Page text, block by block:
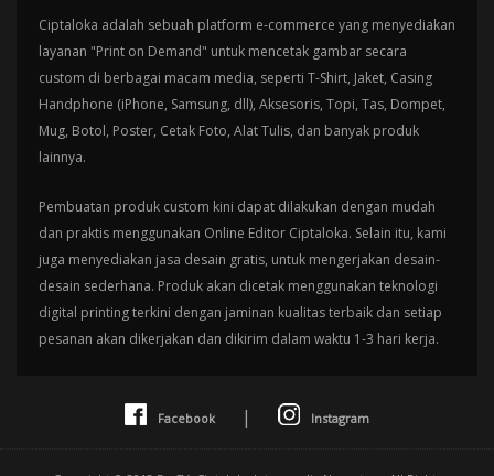
Ciptaloka adalah sebuah platform e-commerce yang menyediakan
layanan "Print on Demand" untuk mencetak gambar secara
custom di berbagai macam media, seperti T-Shirt, Jaket, Casing
Handphone (iPhone, Samsung, dll), Aksesoris, Topi, Tas, Dompet,
Mug, Botol, Poster, Cetak Foto, Alat Tulis, dan banyak produk
lainnya.
Pembuatan produk custom kini dapat dilakukan dengan mudah
dan praktis menggunakan Online Editor Ciptaloka. Selain itu, kami
juga menyediakan jasa desain gratis, untuk mengerjakan desain-
desain sederhana. Produk akan dicetak menggunakan teknologi
digital printing terkini dengan jaminan kualitas terbaik dan setiap
pesanan akan dikerjakan dan dikirim dalam waktu 1-3 hari kerja.
Facebook | Instagram